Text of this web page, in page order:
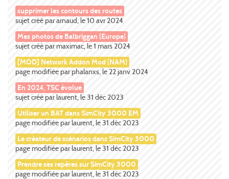
supprimer les contours des routes
sujet créé par arnaud, le 10 avr 2024
Mes photos de Balbriggan (Europe)
sujet créé par maximac, le 1 mars 2024
[MOD] Network Addon Mod (NAM)
page modifiée par phalanxs, le 22 janv 2024
En 2024, TSC évolue
sujet créé par laurent, le 31 déc 2023
Utiliser un BAT dans SimCity 3000 EM
page modifiée par laurent, le 31 déc 2023
Le créateur de scénarios dans SimCity 3000
page modifiée par laurent, le 31 déc 2023
Prendre ses repères sur SimCity 3000
page modifiée par laurent, le 31 déc 2023